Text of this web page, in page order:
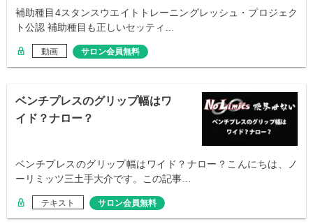
補助種目4スタンスウエイトトレーニングレッシュ・プロジェク
ト公認 補助種目も正しいセッティ…
動画 サロン会員無料
ベンチプレスのグリップ幅はワ
イド？ナロー？
ベンチプレスのグリップ幅はワイド？ナロー？こんにちは、ノ
ーリミッツ三土手大介です。この記事…
テキスト サロン会員無料